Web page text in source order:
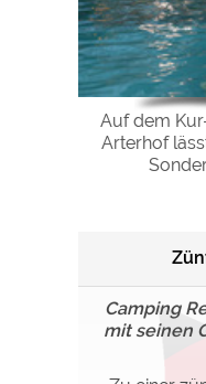
Auf dem
Arterhof
Camping
mit seinen